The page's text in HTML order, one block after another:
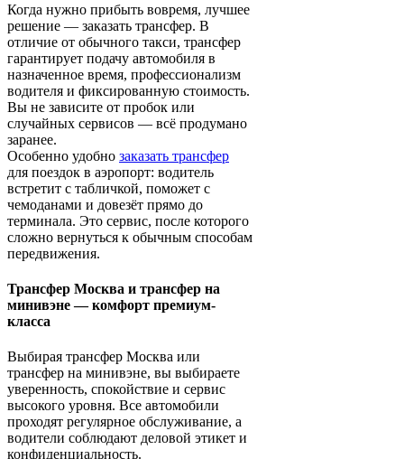
Когда нужно прибыть вовремя, лучшее
решение — заказать трансфер. В
отличие от обычного такси, трансфер
гарантирует подачу автомобиля в
назначенное время, профессионализм
водителя и фиксированную стоимость.
Вы не зависите от пробок или
случайных сервисов — всё продумано
заранее.
Особенно удобно заказать трансфер
для поездок в аэропорт: водитель
встретит с табличкой, поможет с
чемоданами и довезёт прямо до
терминала. Это сервис, после которого
сложно вернуться к обычным способам
передвижения.
Трансфер Москва и трансфер на
минивэне — комфорт премиум-
класса
Выбирая трансфер Москва или
трансфер на минивэне, вы выбираете
уверенность, спокойствие и сервис
высокого уровня. Все автомобили
проходят регулярное обслуживание, а
водители соблюдают деловой этикет и
конфиденциальность.